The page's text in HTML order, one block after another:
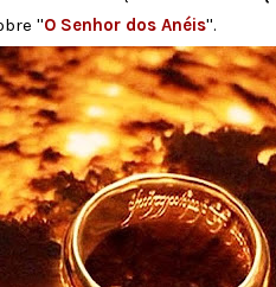
''O Senhor dos Anéis''.